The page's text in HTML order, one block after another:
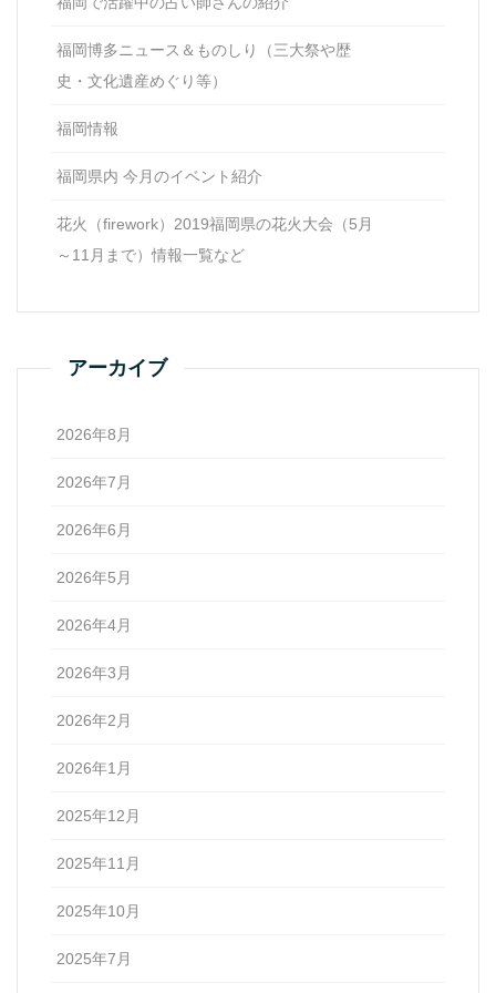
福岡博多ニュース＆ものしり（三大祭や歴
史・文化遺産めぐり等）
福岡情報
福岡県内 今月のイベント紹介
花火（firework）2019福岡県の花火大会（5月
～11月まで）情報一覧など
アーカイブ
2026年8月
2026年7月
2026年6月
2026年5月
2026年4月
2026年3月
2026年2月
2026年1月
2025年12月
2025年11月
2025年10月
2025年7月